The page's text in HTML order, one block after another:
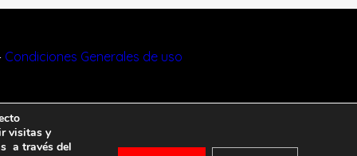
Condiciones Generales de uso
visitas y
a través del